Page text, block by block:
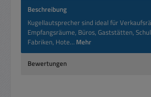
Beschreibung
Kugellautsprecher sind ideal für
Empfangsräume, Büros, Gaststätten,
Fabriken, Hote… Mehr
Bewertungen